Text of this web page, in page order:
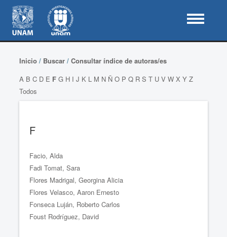
Inicio/ Buscar/ Consultar índice de autoras/es
A B C D E F G H I J K L M N Ñ O P Q R S T U V W X Y Z
Todos
F
Facio, Alda
Fadi Tomat, Sara
Flores Madrigal, Georgina Alicia
Flores Velasco, Aaron Ernesto
Fonseca Luján, Roberto Carlos
Foust Rodríguez, David